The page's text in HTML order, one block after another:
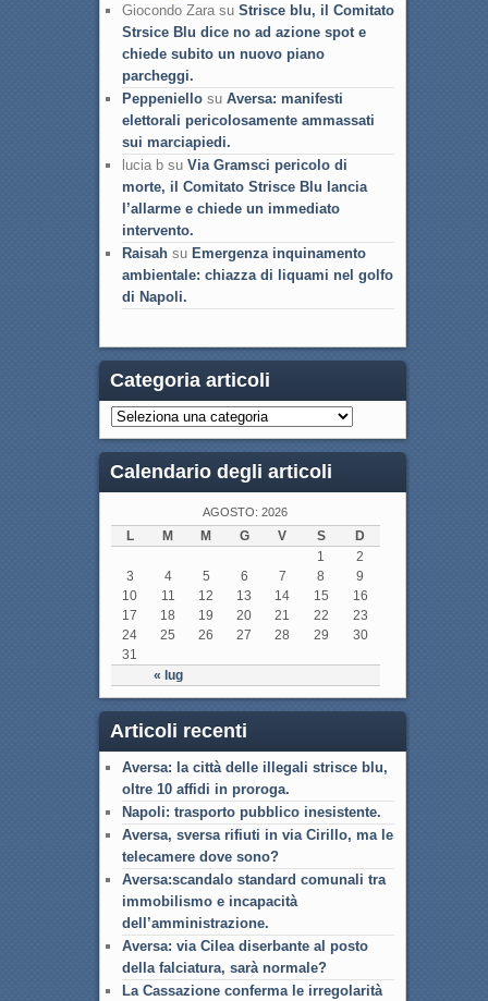
Giocondo Zara su Strisce blu, il Comitato
Strsice Blu dice no ad azione spot e
chiede subito un nuovo piano
parcheggi.
Peppeniellosu Aversa: manifesti
elettorali pericolosamente ammassati
sui marciapiedi.
lucia b su Via Gramsci pericolo di
morte, il Comitato Strisce Blu lancia
l’allarme e chiede un immediato
intervento.
Raisahsu Emergenza inquinamento
ambientale: chiazza di liquami nel golfo
di Napoli.
Categoria articoli
Calendario degli articoli
AGOSTO: 2026
L M M G V S D
« lug
1
2
3
4 5 6 7 8
9
10
11 12 13 14 15
16
17
18 19 20 21 22
23
24
25 26 27 28 29
30
31
Articoli recenti
Aversa: la città delle illegali strisce blu,
oltre 10 affidi in proroga.
Napoli: trasporto pubblico inesistente.
Aversa, sversa rifiuti in via Cirillo, ma le
telecamere dove sono?
Aversa:scandalo standard comunali tra
immobilismo e incapacità
dell’amministrazione.
Aversa: via Cilea diserbante al posto
della falciatura, sarà normale?
La Cassazione conferma le irregolarità